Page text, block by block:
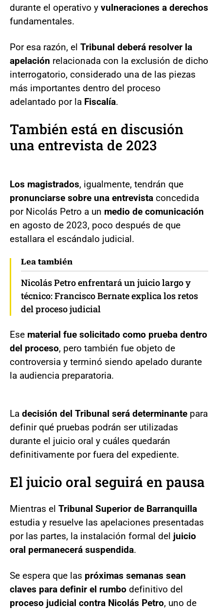
durante el operativo y vulneraciones a derechos
fundamentales.
Por esa razón, el Tribunal deberá resolver la
apelación relacionada con la exclusión de dicho
interrogatorio, considerado una de las piezas
más importantes dentro del proceso
adelantado por la Fiscalía.
También está en discusión
una entrevista de 2023
Los magistrados, igualmente, tendrán que
pronunciarse sobre una entrevista concedida
por Nicolás Petro a un medio de comunicación
en agosto de 2023, poco después de que
estallara el escándalo judicial.
Lea también
Nicolás Petro enfrentará un juicio largo y
técnico: Francisco Bernate explica los retos
del proceso judicial
Ese material fue solicitado como prueba dentro
del proceso, pero también fue objeto de
controversia y terminó siendo apelado durante
la audiencia preparatoria.
La decisión del Tribunal será determinante para
definir qué pruebas podrán ser utilizadas
durante el juicio oral y cuáles quedarán
definitivamente por fuera del expediente.
El juicio oral seguirá en pausa
Mientras el Tribunal Superior de Barranquilla
estudia y resuelve las apelaciones presentadas
por las partes, la instalación formal del juicio
oral permanecerá suspendida.
Se espera que las próximas semanas sean
claves para definir el rumbo definitivo del
proceso judicial contra Nicolás Petro, uno de